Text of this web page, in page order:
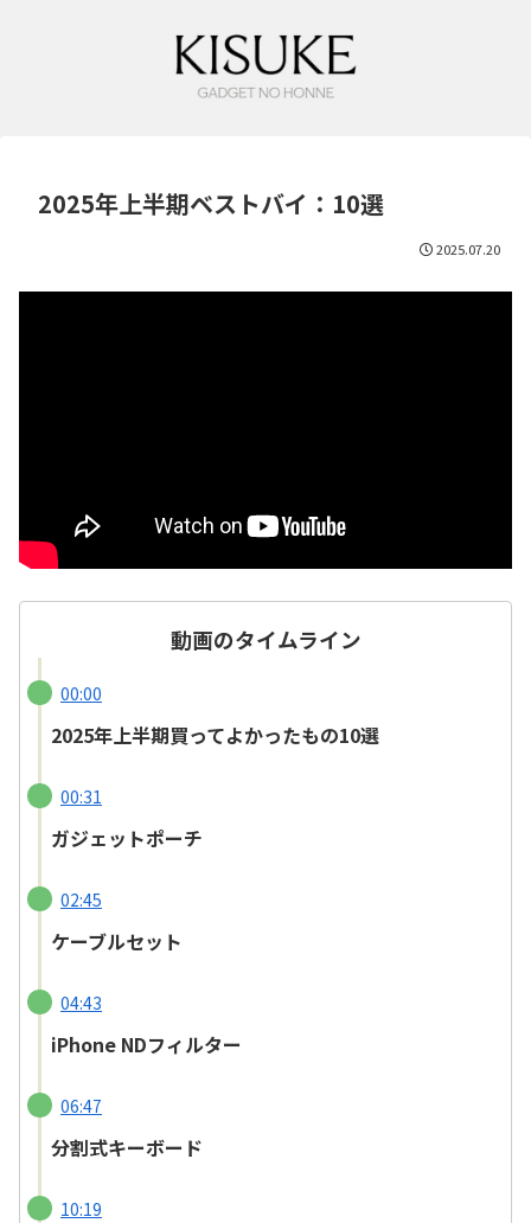
2025年上半期ベストバイ：10選
2025.07.20
動画のタイムライン
00:00
2025年上半期買ってよかったもの10選
00:31
ガジェットポーチ
02:45
ケーブルセット
04:43
iPhone NDフィルター
06:47
分割式キーボード
10:19